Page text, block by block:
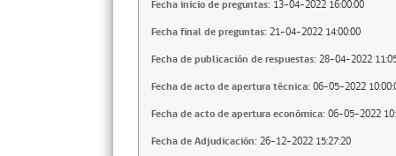
Fecha inicio de preguntas: 13-04-2022 16:00:00
Fecha final de preguntas: 21-04-2022 14:00:00
Fecha de publicación de respuestas: 28-04-2022
Fecha de acto de apertura técnica: 06-05-2022
Fecha de acto de apertura económica: 06-05-2022
Fecha de Adjudicación: 26-12-2022 15:27:20